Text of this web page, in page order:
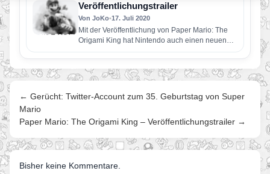
Veröffentlichungstrailer
Von JoKo•17. Juli 2020
Mit der Veröffentlichung von Paper Mario: The
Origami King hat Nintendo auch einen neuen
Trailer online gestellt. Er…
← Gerücht: Twitter-Account zum 35. Geburtstag von Super
Mario
Paper Mario: The Origami King – Veröffentlichungstrailer →
Bisher keine Kommentare.